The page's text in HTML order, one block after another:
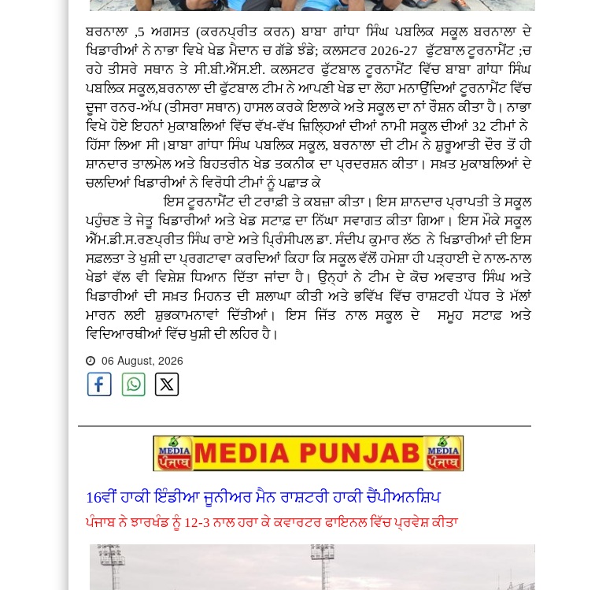
ਬਰਨਾਲਾ ,5 ਅਗਸਤ (ਕਰਨਪ੍ਰੀਤ ਕਰਨ) ਬਾਬਾ ਗਾਂਧਾ ਸਿੰਘ ਪਬਲਿਕ ਸਕੂਲ ਬਰਨਾਲਾ ਦੇ
ਖਿਡਾਰੀਆਂ ਨੇ ਨਾਭਾ ਵਿਖੇ ਖੇਡ ਮੈਦਾਨ ਚ ਗੱਡੇ ਝੰਡੇ; ਕਲਸਟਰ 2026-27 ਫੁੱਟਬਾਲ ਟੂਰਨਾਮੈਂਟ ;ਚ
ਰਹੇ ਤੀਸਰੇ ਸਥਾਨ ਤੇ ਸੀ.ਬੀ.ਐੱਸ.ਈ. ਕਲਸਟਰ ਫੁੱਟਬਾਲ ਟੂਰਨਾਮੈਂਟ ਵਿੱਚ ਬਾਬਾ ਗਾਂਧਾ ਸਿੰਘ
ਪਬਲਿਕ ਸਕੂਲ,ਬਰਨਾਲਾ ਦੀ ਫੁੱਟਬਾਲ ਟੀਮ ਨੇ ਆਪਣੀ ਖੇਡ ਦਾ ਲੋਹਾ ਮਨਾਉਂਦਿਆਂ ਟੂਰਨਾਮੈਂਟ ਵਿੱਚ
ਦੂਜਾ ਰਨਰ-ਅੱਪ (ਤੀਸਰਾ ਸਥਾਨ) ਹਾਸਲ ਕਰਕੇ ਇਲਾਕੇ ਅਤੇ ਸਕੂਲ ਦਾ ਨਾਂ ਰੌਸ਼ਨ ਕੀਤਾ ਹੈ। ਨਾਭਾ
ਵਿਖੇ ਹੋਏ ਇਹਨਾਂ ਮੁਕਾਬਲਿਆਂ ਵਿੱਚ ਵੱਖ-ਵੱਖ ਜ਼ਿਲ੍ਹਿਆਂ ਦੀਆਂ ਨਾਮੀ ਸਕੂਲ ਦੀਆਂ 32 ਟੀਮਾਂ ਨੇ
ਹਿੱਸਾ ਲਿਆ ਸੀ।ਬਾਬਾ ਗਾਂਧਾ ਸਿੰਘ ਪਬਲਿਕ ਸਕੂਲ, ਬਰਨਾਲਾ ਦੀ ਟੀਮ ਨੇ ਸ਼ੁਰੂਆਤੀ ਦੌਰ ਤੋਂ ਹੀ
ਸ਼ਾਨਦਾਰ ਤਾਲਮੇਲ ਅਤੇ ਬਿਹਤਰੀਨ ਖੇਡ ਤਕਨੀਕ ਦਾ ਪ੍ਰਦਰਸ਼ਨ ਕੀਤਾ। ਸਖ਼ਤ ਮੁਕਾਬਲਿਆਂ ਦੇ
ਚਲਦਿਆਂ ਖਿਡਾਰੀਆਂ ਨੇ ਵਿਰੋਧੀ ਟੀਮਾਂ ਨੂੰ ਪਛਾੜ ਕੇ
ਇਸ ਟੂਰਨਾਮੈਂਟ ਦੀ ਟਰਾਫ਼ੀ ਤੇ ਕਬਜ਼ਾ ਕੀਤਾ। ਇਸ ਸ਼ਾਨਦਾਰ ਪ੍ਰਾਪਤੀ ਤੇ ਸਕੂਲ
ਪਹੁੰਚਣ ਤੇ ਜੇਤੂ ਖਿਡਾਰੀਆਂ ਅਤੇ ਖੇਡ ਸਟਾਫ਼ ਦਾ ਨਿੱਘਾ ਸਵਾਗਤ ਕੀਤਾ ਗਿਆ। ਇਸ ਮੌਕੇ ਸਕੂਲ
ਐੱਮ.ਡੀ.ਸ.ਰਣਪ੍ਰੀਤ ਸਿੰਘ ਰਾਏ ਅਤੇ ਪ੍ਰਿੰਸੀਪਲ ਡਾ. ਸੰਦੀਪ ਕੁਮਾਰ ਲੱਠ ਨੇ ਖਿਡਾਰੀਆਂ ਦੀ ਇਸ
ਸਫ਼ਲਤਾ ਤੇ ਖੁਸ਼ੀ ਦਾ ਪ੍ਰਗਟਾਵਾ ਕਰਦਿਆਂ ਕਿਹਾ ਕਿ ਸਕੂਲ ਵੱਲੋਂ ਹਮੇਸ਼ਾ ਹੀ ਪੜ੍ਹਾਈ ਦੇ ਨਾਲ-ਨਾਲ
ਖੇਡਾਂ ਵੱਲ ਵੀ ਵਿਸ਼ੇਸ਼ ਧਿਆਨ ਦਿੱਤਾ ਜਾਂਦਾ ਹੈ। ਉਨ੍ਹਾਂ ਨੇ ਟੀਮ ਦੇ ਕੋਚ ਅਵਤਾਰ ਸਿੰਘ ਅਤੇ
ਖਿਡਾਰੀਆਂ ਦੀ ਸਖ਼ਤ ਮਿਹਨਤ ਦੀ ਸ਼ਲਾਘਾ ਕੀਤੀ ਅਤੇ ਭਵਿੱਖ ਵਿੱਚ ਰਾਸ਼ਟਰੀ ਪੱਧਰ ਤੇ ਮੱਲਾਂ
ਮਾਰਨ ਲਈ ਸ਼ੁਭਕਾਮਨਾਵਾਂ ਦਿੱਤੀਆਂ। ਇਸ ਜਿੱਤ ਨਾਲ ਸਕੂਲ ਦੇ ਸਮੂਹ ਸਟਾਫ਼ ਅਤੇ
ਵਿਦਿਆਰਥੀਆਂ ਵਿੱਚ ਖੁਸ਼ੀ ਦੀ ਲਹਿਰ ਹੈ।
06 August, 2026
16ਵੀਂ ਹਾਕੀ ਇੰਡੀਆ ਜੂਨੀਅਰ ਮੈਨ ਰਾਸ਼ਟਰੀ ਹਾਕੀ ਚੈਂਪੀਅਨਸ਼ਿਪ
ਪੰਜਾਬ ਨੇ ਝਾਰਖੰਡ ਨੂੰ 12-3 ਨਾਲ ਹਰਾ ਕੇ ਕਵਾਰਟਰ ਫਾਇਨਲ ਵਿੱਚ ਪ੍ਰਵੇਸ਼ ਕੀਤਾ